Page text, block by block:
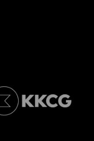
Jahrgang 1998